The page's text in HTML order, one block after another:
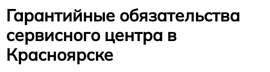
Гарантийные обязательства
сервисного центра в
Красноярске